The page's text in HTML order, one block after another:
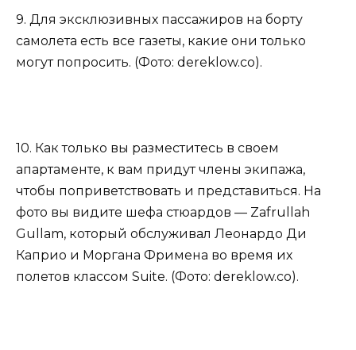
9. Для эксклюзивных пассажиров на борту
самолета есть все газеты, какие они только
могут попросить. (Фото: dereklow.co).
10. Как только вы разместитесь в своем
апартаменте, к вам придут члены экипажа,
чтобы поприветствовать и представиться. На
фото вы видите шефа стюардов — Zafrullah
Gullam, который обслуживал Леонардо Ди
Каприо и Моргана Фримена во время их
полетов классом Suite. (Фото: dereklow.co).